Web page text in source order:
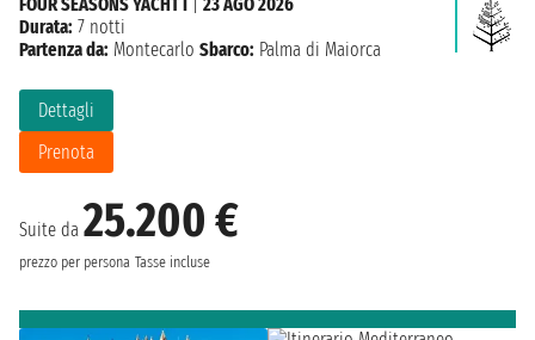
Suite da 25.200 €
prezzo per persona Tasse incluse
Dettagli
Prenota
Durata: 7 notti
Partenza da: Montecarlo Sbarco: Palma di Maiorca